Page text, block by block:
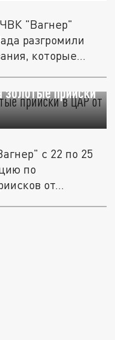
"Вагнер"
разгромили
которые...
прииски
с 22 по 25
по
от...